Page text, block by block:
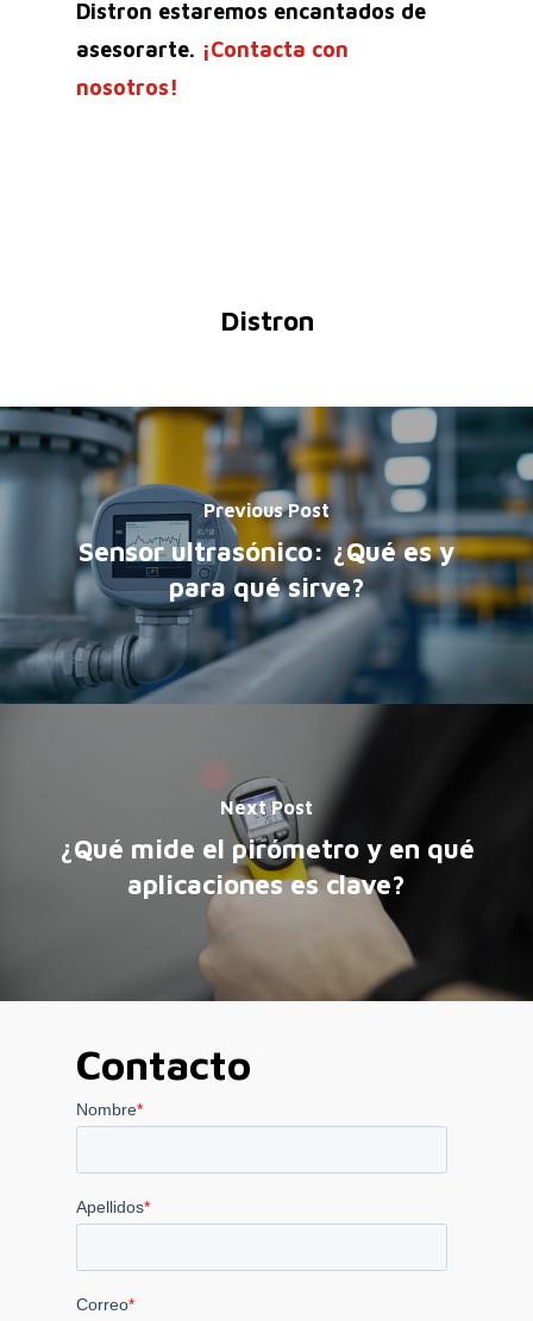
Distron estaremos encantados de
asesorarte. ¡Contacta con
nosotros!
Distron
Previous Post
Sensor ultrasónico: ¿Qué es y
para qué sirve?
Next Post
¿Qué mide el pirómetro y en qué
aplicaciones es clave?
Contacto